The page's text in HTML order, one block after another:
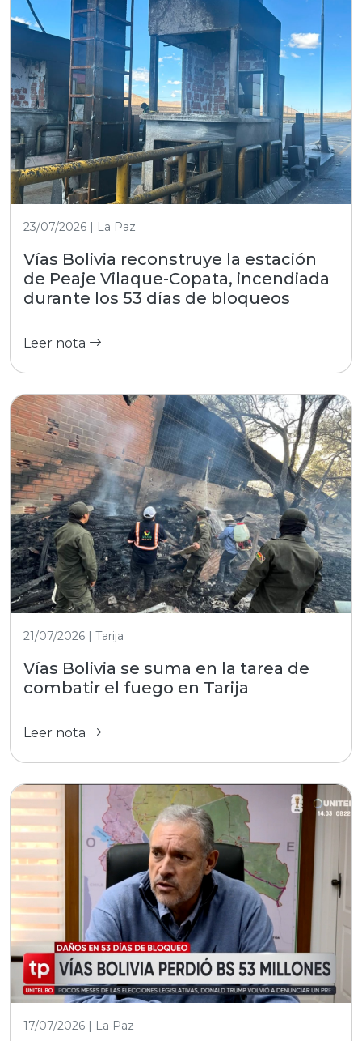
23/07/2026 | La Paz
Vías Bolivia reconstruye la estación
de Peaje Vilaque-Copata, incendiada
durante los 53 días de bloqueos
Leer nota
21/07/2026 | Tarija
Vías Bolivia se suma en la tarea de
combatir el fuego en Tarija
Leer nota
17/07/2026 | La Paz